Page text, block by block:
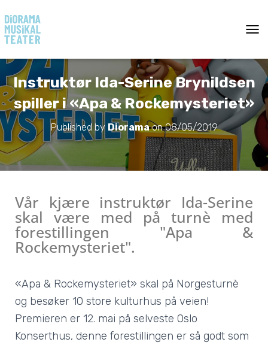
G
L
N
A
V
G
A
N
Instruktør Ida-Serine Brynildsen
spiller i «Apa & Rockemysteriet»
Published by Dioramaon08/05/2019
Vår kjære instruktør Ida-Serine
skal være med på turnè med
forestillingen "Apa &
Rockemysteriet".
«Apa & Rockemysteriet» skal på Norgesturnè
og besøker 10 store kulturhus på veien!
Premieren er 12. mai på selveste Oslo
Konserthus, denne forestillingen er så godt som